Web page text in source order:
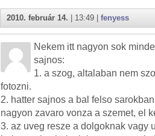
2010. február 14. | 13:49 | fenyess
Nekem itt nagyon sok
sajnos:
1. a szog, altalaban nem
fotozni.
2. hatter sajnos a bal felso
nagyon zavaro vonza a szemet, el
3. az uveg resze a dolgoknak vagy